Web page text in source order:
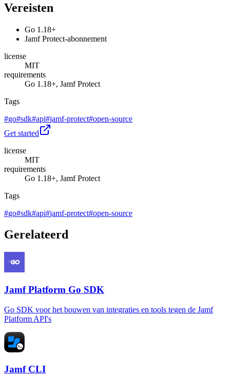
Vereisten
Go 1.18+
Jamf Protect-abonnement
license
MIT
requirements
Go 1.18+, Jamf Protect
Tags
#go#sdk#api#jamf-protect#open-source
Get started
license
MIT
requirements
Go 1.18+, Jamf Protect
Tags
#go#sdk#api#jamf-protect#open-source
Gerelateerd
Jamf Platform Go SDK
Go SDK voor het bouwen van integraties en tools tegen de Jamf
Platform API's
Jamf CLI